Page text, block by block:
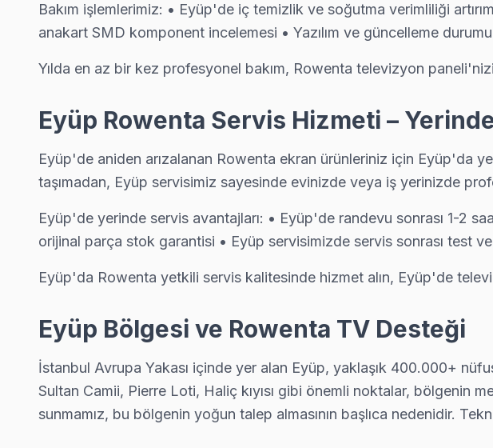
Karadolap Rowenta Servis
Karadolap mahallesi Rowenta TV servis hattımız günlük olarak bu bölgeye uğruyor.
Eyüp Rowenta Servis →
Kemerburgaz'deki Rowenta TV kullanıcılarına ikinci el cihaz alırken de yardımcı
Mimarsinan Rowenta Servis
Rowenta Servis Merkezi →
Mithatpaşa bölgesindeki Rowenta kullanıcıları için haftanın 7 günü servis; Eyüp
Eyüp'da Nişancı bölgesindeki Rowenta kullanıcılarına not: yağlı veya nemli ortamda
Nişancı Rowenta Açılmıyor Arıza →
Bakım işlemlerimiz: • Eyüp'de iç temizlik ve soğutma verimliliği
anakart SMD komponent incelemesi • Yazılım ve güncelleme
Yılda en az bir kez profesyonel bakım, Rowenta televizyon
Eyüp Rowenta Servis Hizmeti –
Eyüp'de aniden arızalanan Rowenta ekran ürünleriniz için Eyüp'da
taşımadan, Eyüp servisimiz sayesinde evinizde veya iş yerinizde
Eyüp'de yerinde servis avantajları: • Eyüp'de randevu sonrası 1-2
orijinal parça stok garantisi • Eyüp servisimizde servis sonrası test
Eyüp'da Rowenta yetkili servis kalitesinde hizmet alın, Eyüp'de
Eyüp Bölgesi ve Rowenta TV Desteği
İstanbul Avrupa Yakası içinde yer alan Eyüp, yaklaşık 400.000+
Sultan Camii, Pierre Loti, Haliç kıyısı gibi önemli noktalar, bölgenin
sunmamız, bu bölgenin yoğun talep almasının başlıca nedenidir.